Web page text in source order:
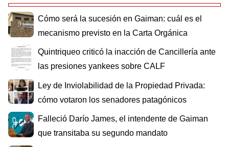
Cómo será la sucesión en Gaiman: cuál es el
mecanismo previsto en la Carta Orgánica
Quintriqueo criticó la inacción de Cancillería ante
las presiones yankees sobre CALF
Ley de Inviolabilidad de la Propiedad Privada:
cómo votaron los senadores patagónicos
Falleció Darío James, el intendente de Gaiman
que transitaba su segundo mandato